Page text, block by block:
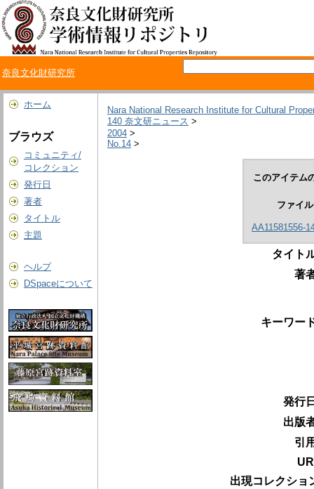
奈良文化財研究所
ホーム
ブラウズ
コミュニティ/
コレクション
発行日
著者
タイトル
主題
ヘルプ
DSpaceについて
Nara National Research Institute for Cultural
140 奈文研ニュース >
2004 >
No.14 >
このアイテム
ファイル
AA11581556-
タイト
著
キーワー
発行
出版
引
出現コレクショ